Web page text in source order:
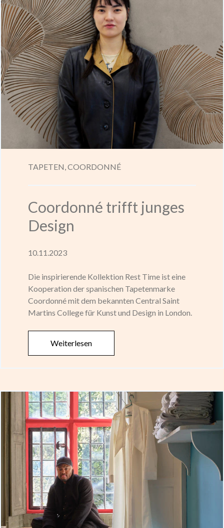
TAPETEN, COORDONNÉ
Coordonné trifft junges
Design
10.11.2023
Die inspirierende Kollektion Rest Time ist eine
Kooperation der spanischen Tapetenmarke
Coordonné mit dem bekannten Central Saint
Martins College für Kunst und Design in London.
Weiterlesen